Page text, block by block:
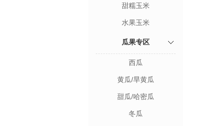
甜糯玉米
水果玉米
瓜果专区
西瓜
黄瓜/旱黄瓜
甜瓜/哈密瓜
冬瓜